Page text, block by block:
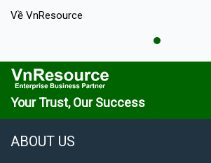
Về VnResource
Your Trust, Our Success
ABOUT US